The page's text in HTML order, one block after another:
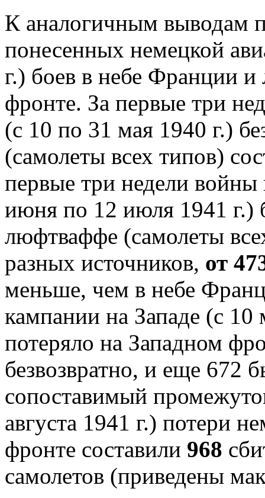
К аналогичным выводам
понесенных немецкой
г.) боев в небе Франции
фронте. За первые три
(с 10 по 31 мая 1940 г.)
(самолеты всех типов)
первые три недели
июня по 12 июля 1941 г.)
люфтваффе (самолеты
разных источников, от
меньше, чем в небе
кампании на Западе (с
потеряло на Западном
безвозвратно, и еще 672
сопоставимый
августа 1941 г.) потери
фронте составили 968
самолетов (приведены